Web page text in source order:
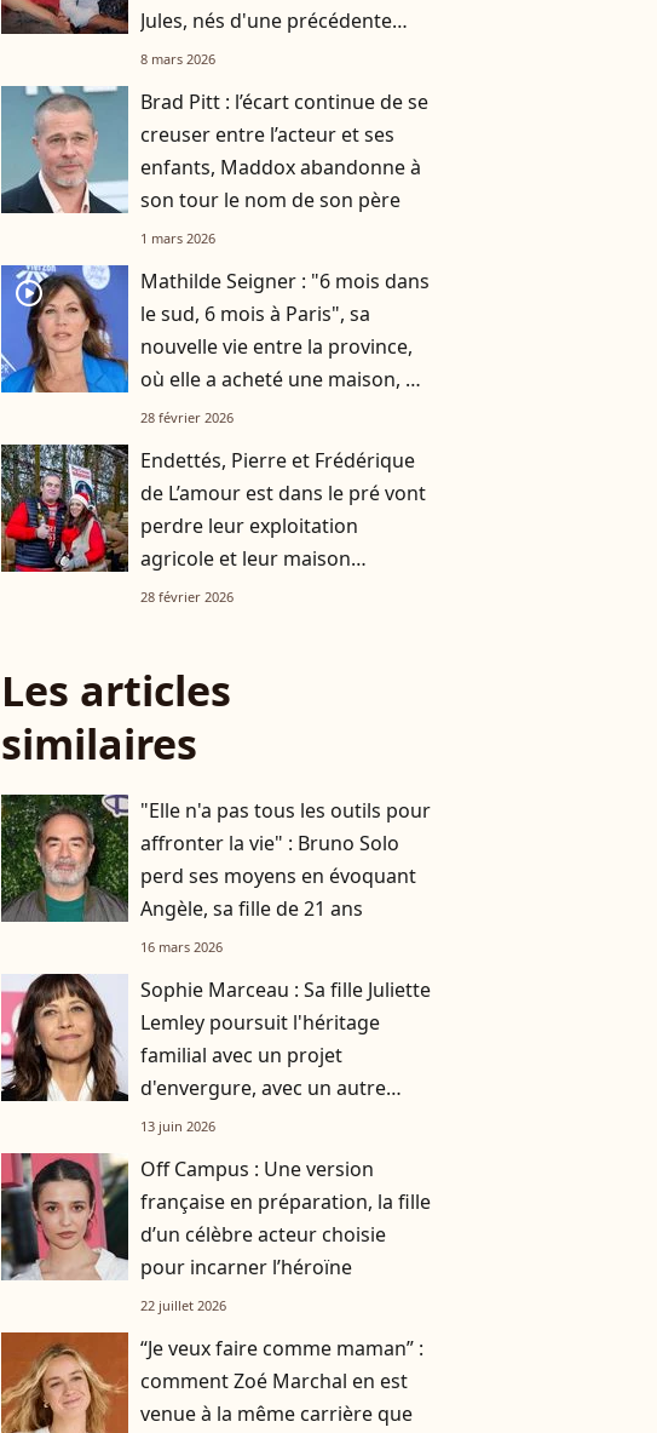
Jules, nés d'une précédente
histoire ?
8 mars 2026
Brad Pitt : l’écart continue de se
creuser entre l’acteur et ses
enfants, Maddox abandonne à
son tour le nom de son père
1 mars 2026
player2
Mathilde Seigner : "6 mois dans
le sud, 6 mois à Paris", sa
nouvelle vie entre la province,
où elle a acheté une maison, et
la capitale
28 février 2026
Endettés, Pierre et Frédérique
de L’amour est dans le pré vont
perdre leur exploitation
agricole et leur maison
familiale
28 février 2026
Les articles
similaires
"Elle n'a pas tous les outils pour
affronter la vie" : Bruno Solo
perd ses moyens en évoquant
Angèle, sa fille de 21 ans
16 mars 2026
Sophie Marceau : Sa fille Juliette
Lemley poursuit l'héritage
familial avec un projet
d'envergure, avec un autre
enfant du sérail
13 juin 2026
Off Campus : Une version
française en préparation, la fille
d’un célèbre acteur choisie
pour incarner l’héroïne
22 juillet 2026
“Je veux faire comme maman” :
comment Zoé Marchal en est
venue à la même carrière que